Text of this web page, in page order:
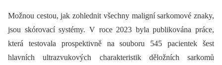
Možnou cestou, jak zohlednit všechny maligní sarkomové znaky,
jsou skórovací systémy. V roce 2023 byla publikována práce,
která testovala prospektivně na souboru 545 pacientek šest
hlavních ultrazvukových charakteristik děložních sarkomů